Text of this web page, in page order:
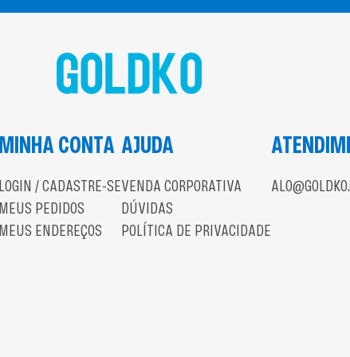
MINHA CONTA
LOGIN / CADASTRE-SE
MEUS PEDIDOS
MEUS ENDEREÇOS
AJUDA
VENDA CORPORATIVA
DÚVIDAS
POLÍTICA DE PRIVACIDADE